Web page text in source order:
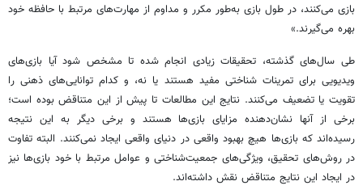
بازی می‌کنند، در طول بازی به‌طور مکرر و مداوم از مهارت‌های مرتبط با حافظه خود
بهره می‌گیرند.»
طی سال‌های گذشته، تحقیقات زیادی انجام شده تا مشخص شود آیا بازی‌های
ویدیویی برای تمرینات شناختی مفید هستند یا نه، و کدام توانایی‌های ذهنی را
تقویت یا تضعیف می‌کنند. نتایج این مطالعات تا پیش از این متناقض بوده است؛
برخی از آنها نشان‌دهنده مزایای بازی‌ها هستند و برخی دیگر به این نتیجه
رسیده‌اند که بازی‌ها هیچ بهبود واقعی در دنیای واقعی ایجاد نمی‌کنند. البته تفاوت
در روش‌های تحقیق، ویژگی‌های جمعیت‌شناختی و عوامل مرتبط با خود بازی‌ها نیز
در ایجاد این نتایج متناقض نقش داشته‌اند.